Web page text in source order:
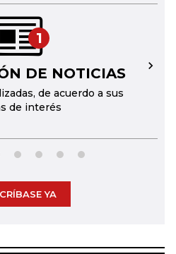
1
DE NOTICIAS
de acuerdo a sus
de interés
→
YA